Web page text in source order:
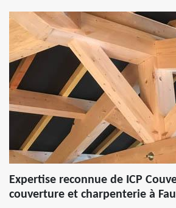
Expertise reconnue de ICP
couverture et charpenterie à